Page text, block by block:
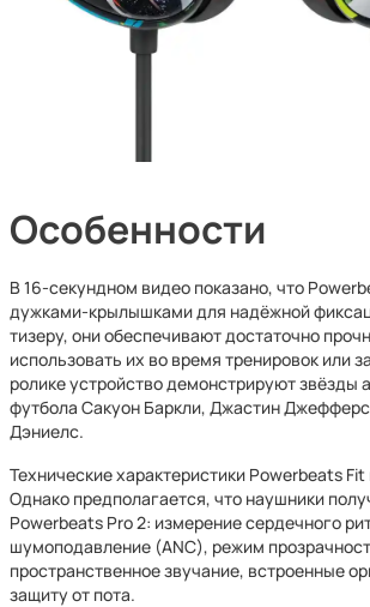
Особенности
В 16-секундном видео показано, что
дужками-крылышками для надёжной
тизеру, они обеспечивают достаточно
использовать их во время тренировок или
ролике устройство демонстрируют звёзды
футбола Сакуон Баркли, Джастин
Дэниелс.
Технические характеристики Powerbeats
Однако предполагается, что наушники
Powerbeats Pro 2: измерение сердечного
шумоподавление (ANC), режим
пространственное звучание, встроенные
защиту от пота.